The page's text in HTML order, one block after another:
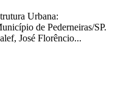
Urbana:
de Pederneiras/SP.
José Florêncio...